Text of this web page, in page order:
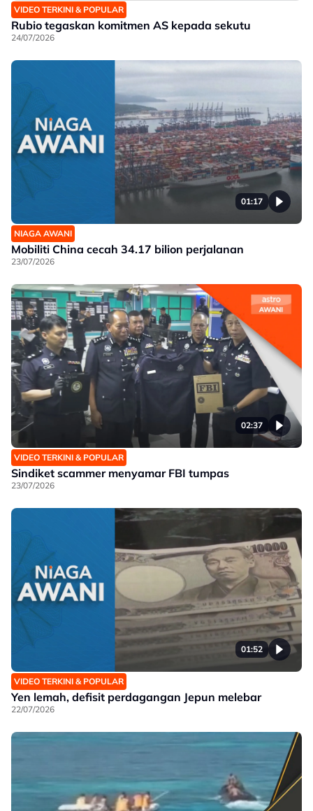
VIDEO TERKINI & POPULAR
Rubio tegaskan komitmen AS kepada sekutu
24/07/2026
01:17
NIAGA AWANI
Mobiliti China cecah 34.17 bilion perjalanan
23/07/2026
02:37
VIDEO TERKINI & POPULAR
Sindiket scammer menyamar FBI tumpas
23/07/2026
01:52
VIDEO TERKINI & POPULAR
Yen lemah, defisit perdagangan Jepun melebar
22/07/2026